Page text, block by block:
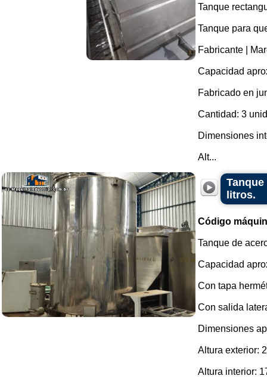
Tanque
Tanque para
Fabricante |
Capacidad
Fabricado en
Cantidad: 3
Dimensiones
Alt...
litros.
Código
Tanque de
Capacidad
Con tapa
Con salida
Dimensiones
Altura exterior:
Altura interior: